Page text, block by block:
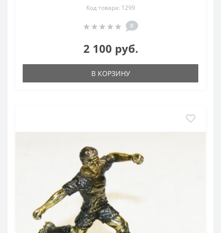
Код товара: 1299
0
2 100 руб.
В КОРЗИНУ